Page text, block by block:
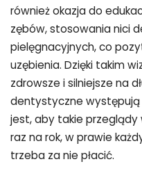
również okazja do
zębów, stosowania nici
pielęgnacyjnych, co
uzębienia. Dzięki takim
zdrowsze i silniejsze na
dentystyczne występują
jest, aby takie
raz na rok, w prawie
trzeba za nie płacić.